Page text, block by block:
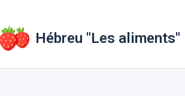
Hébreu "Les